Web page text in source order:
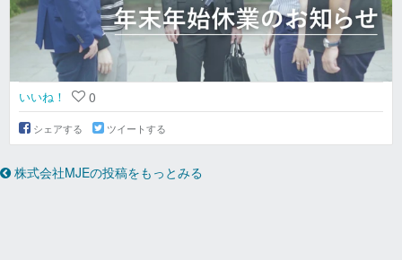
いいね！ 0
シェアする ツイートする
株式会社MJEの投稿をもっとみる